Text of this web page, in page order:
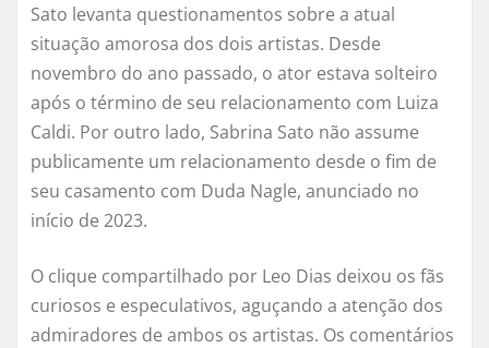
Sato levanta questionamentos sobre a atual
situação amorosa dos dois artistas. Desde
novembro do ano passado, o ator estava solteiro
após o término de seu relacionamento com Luiza
Caldi. Por outro lado, Sabrina Sato não assume
publicamente um relacionamento desde o fim de
seu casamento com Duda Nagle, anunciado no
início de 2023.
O clique compartilhado por Leo Dias deixou os fãs
curiosos e especulativos, aguçando a atenção dos
admiradores de ambos os artistas. Os comentários